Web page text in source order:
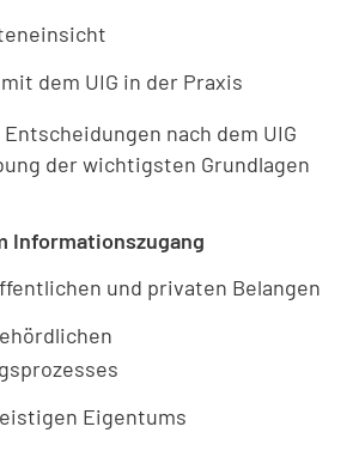
dem UIG in der Praxis
nach dem UIG
der wichtigsten Grundlagen
Informationszugang
und privaten Belangen
Eigentums